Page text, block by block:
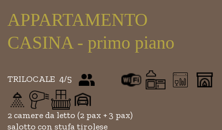
APPARTAMENTO
CASINA - primo piano
TRILOCALE 4/5
2 camere da letto (2 pax + 3 pax)
salotto con stufa tirolese